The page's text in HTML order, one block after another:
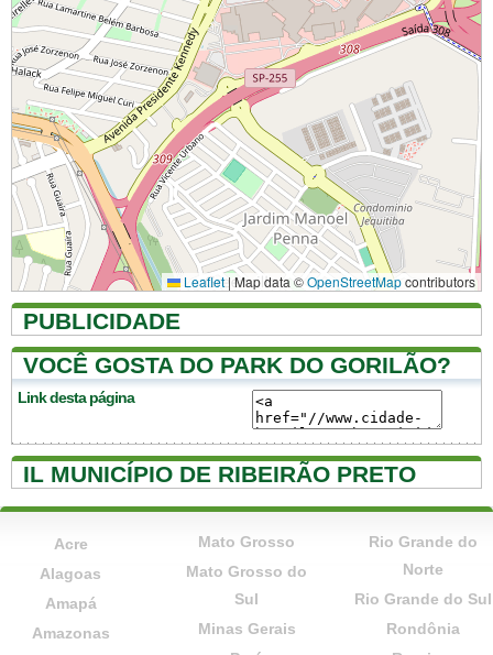
Leaflet|Map data ©OpenStreetMapcontributors
PUBLICIDADE
VOCÊ GOSTA DO PARK DO GORILÃO?
Link desta página
IL MUNICÍPIO DE RIBEIRÃO PRETO
Acre
Alagoas
Amapá
Amazonas
Mato Grosso
Mato Grosso do
Sul
Minas Gerais
Rio Grande do
Norte
Rio Grande do Sul
Rondônia